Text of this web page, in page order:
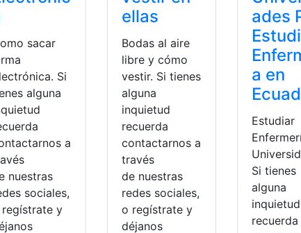
sacar
Si
alguna
a
nuestras
sociales,
y
ellas
Bodas al aire
libre y cómo
vestir. Si tienes
alguna
inquietud
recuerda
contactarnos a
través
de nuestras
redes sociales,
o regístrate y
déjanos
ades
a en
Estudiar
Si tienes
alguna
inquietud
recuerda